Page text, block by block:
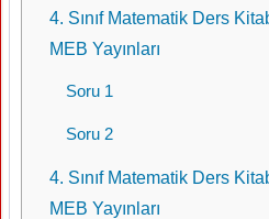
4. Sınıf Matematik Ders
MEB Yayınları
Soru 1
Soru 2
4. Sınıf Matematik Ders
MEB Yayınları